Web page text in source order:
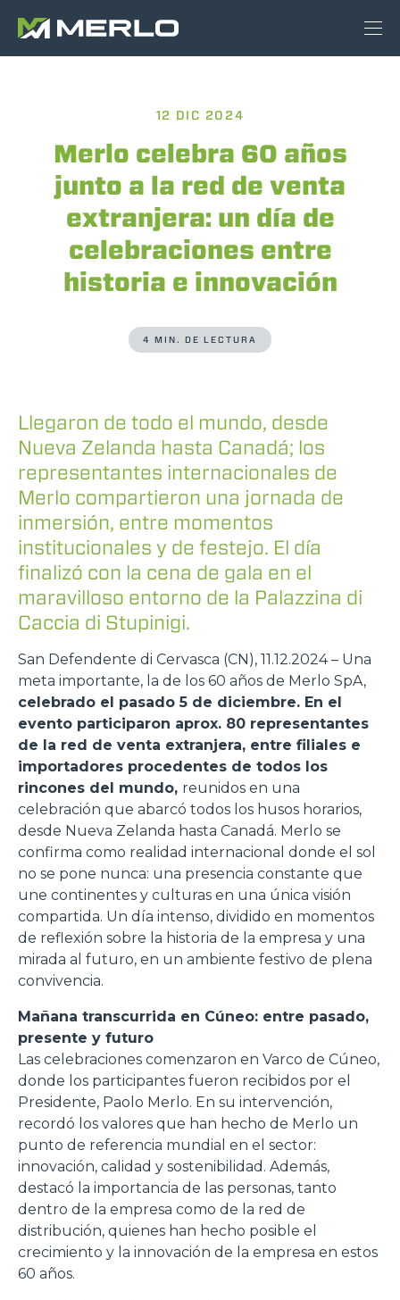
12 DIC 2024
Merlo celebra 60 años
junto a la red de venta
extranjera: un día de
celebraciones entre
historia e innovación
4 MIN. DE LECTURA
Llegaron de todo el mundo, desde
Nueva Zelanda hasta Canadá; los
representantes internacionales de
Merlo compartieron una jornada de
inmersión, entre momentos
institucionales y de festejo. El día
finalizó con la cena de gala en el
maravilloso entorno de la Palazzina di
Caccia di Stupinigi.
San Defendente di Cervasca (CN), 11.12.2024 – Una
meta importante, la de los 60 años de Merlo SpA,
celebrado el pasado 5 de diciembre. En el
evento participaron aprox. 80 representantes
de la red de venta extranjera, entre filiales e
importadores procedentes de todos los
rincones del mundo, reunidos en una
celebración que abarcó todos los husos horarios,
desde Nueva Zelanda hasta Canadá. Merlo se
confirma como realidad internacional donde el sol
no se pone nunca: una presencia constante que
une continentes y culturas en una única visión
compartida. Un día intenso, dividido en momentos
de reflexión sobre la historia de la empresa y una
mirada al futuro, en un ambiente festivo de plena
convivencia.
Mañana transcurrida en Cúneo: entre pasado,
presente y futuro
Las celebraciones comenzaron en Varco de Cúneo,
donde los participantes fueron recibidos por el
Presidente, Paolo Merlo. En su intervención,
recordó los valores que han hecho de Merlo un
punto de referencia mundial en el sector:
innovación, calidad y sostenibilidad. Además,
destacó la importancia de las personas, tanto
dentro de la empresa como de la red de
distribución, quienes han hecho posible el
crecimiento y la innovación de la empresa en estos
60 años.